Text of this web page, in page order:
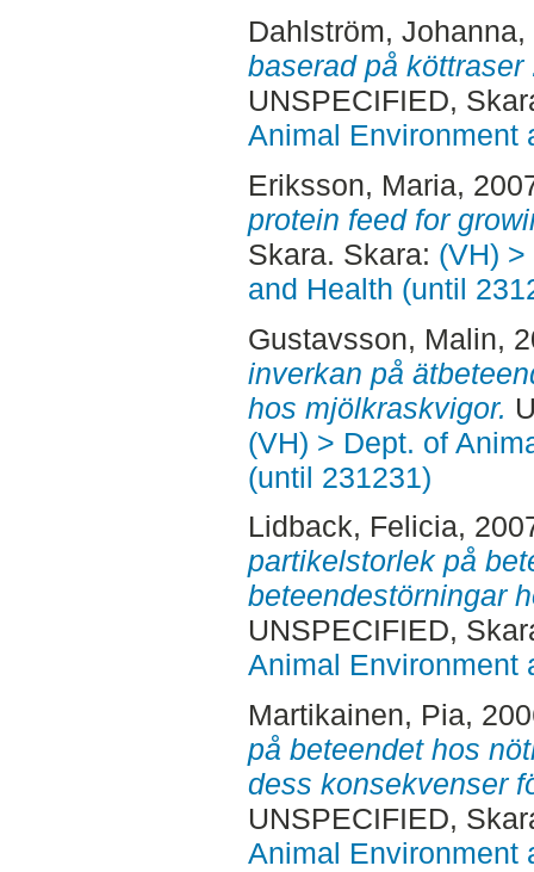
Dahlström, Johanna,
baserad på
UNSPECIFIED,
Animal Environment
Eriksson, Maria,
protein feed for
Skara. Skara: (VH)
and Health (until
Gustavsson, Malin,
inverkan på
hos mjölkraskvigor.
(VH) > Dept. of
(until 231231)
Lidback, Felicia,
partikelstorlek på
beteendestörningar
UNSPECIFIED,
Animal Environment
Martikainen, Pia,
på beteendet hos
dess konsekvenser
UNSPECIFIED,
Animal Environment